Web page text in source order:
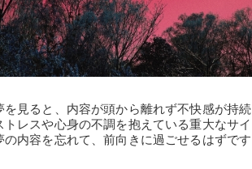
を見ると、内容が頭から離れず不快感が持
トレスや心身の不調を抱えている重大なサ
の内容を忘れて、前向きに過ごせるはずです